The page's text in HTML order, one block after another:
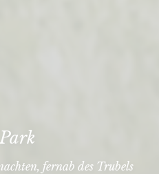
fernab des Trubels